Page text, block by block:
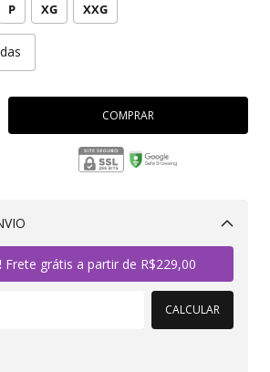
P XG XXG
Frete grátis a partir de R$229,00
CALCULAR